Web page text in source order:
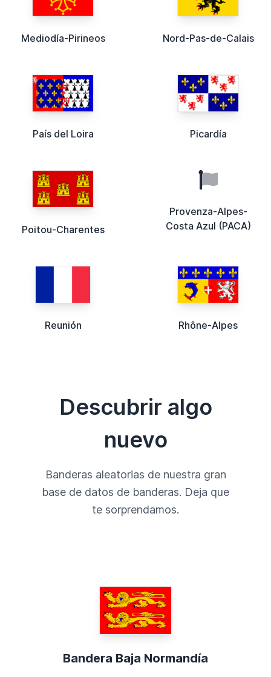
Mediodía-Pirineos Nord-Pas-de-Calais
País del Loira Picardía
Poitou-Charentes
Provenza-Alpes-
Costa Azul (PACA)
Reunión Rhône-Alpes
Descubrir algo
nuevo
Banderas aleatorias de nuestra gran
base de datos de banderas. Deja que
te sorprendamos.
Bandera Baja Normandía